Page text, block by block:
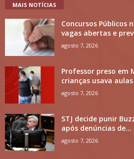
MAIS NOTÍCIAS
Concursos Públicos
vagas abertas e
agosto 7, 2026
Professor preso em
crianças usava
agosto 7, 2026
STJ decide punir
após denúncias de...
agosto 7, 2026